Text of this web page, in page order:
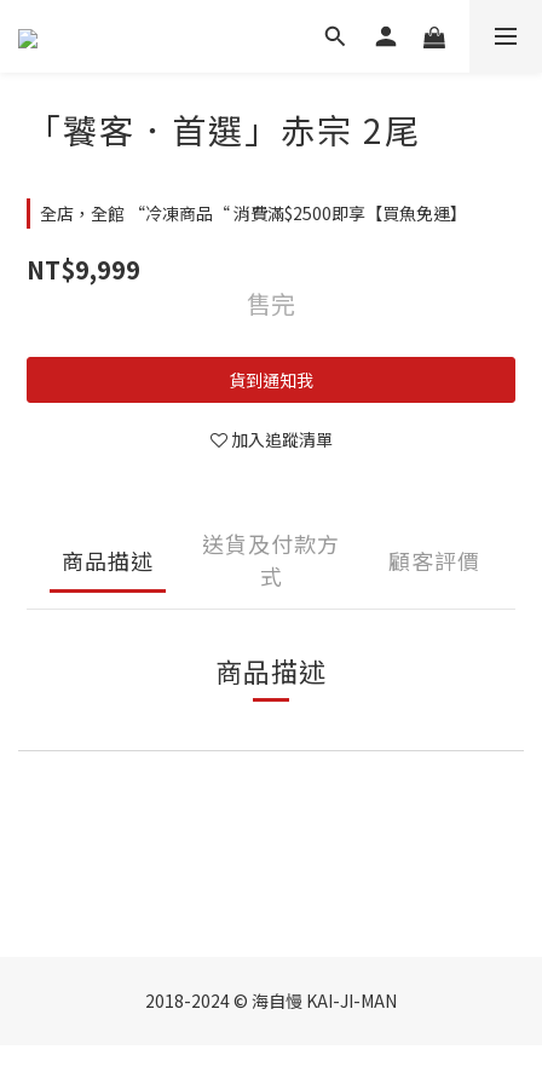
「饕客．首選」赤宗 2尾
全店，全館 “冷凍商品“ 消費滿$2500即享【買魚免運】
NT$9,999
售完
貨到通知我
加入追蹤清單
商品描述
送貨及付款方
式
顧客評價
商品描述
2018-2024 © 海自慢 KAI-JI-MAN